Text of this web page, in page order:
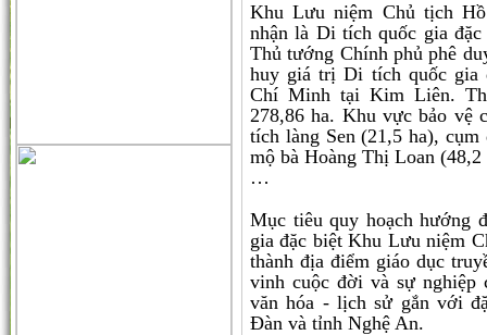
Khu Lưu niệm Chủ tịch
nhận là Di tích quốc gia
Thủ tướng Chính phủ phê
huy giá trị Di tích quốc gia
Chí Minh tại Kim Liên.
278,86 ha. Khu vực bảo vệ
tích làng Sen (21,5 ha),
mộ bà Hoàng Thị Loan
…
Mục tiêu quy hoạch hướng
gia đặc biệt Khu Lưu niệm
thành địa điểm giáo dục
vinh cuộc đời và sự
văn hóa - lịch sử gắn với
Đàn và tỉnh Nghệ An.